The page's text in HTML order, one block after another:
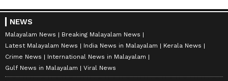
NEWS
Malayalam News
Breaking Malayalam News
Latest Malayalam News
India News in Malayalam
Kerala News
Crime News
International News in Malayalam
Gulf News in Malayalam
Viral News